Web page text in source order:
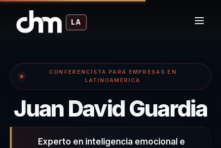
LA
CONFERENCISTA PARA EMPRESAS EN
LATINOAMÉRICA
Juan David Guardia
Experto en inteligencia emocional e